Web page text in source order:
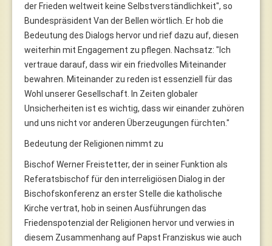
der Frieden weltweit keine Selbstverständlichkeit", so
Bundespräsident Van der Bellen wörtlich. Er hob die
Bedeutung des Dialogs hervor und rief dazu auf, diesen
weiterhin mit Engagement zu pflegen. Nachsatz: "Ich
vertraue darauf, dass wir ein friedvolles Miteinander
bewahren. Miteinander zu reden ist essenziell für das
Wohl unserer Gesellschaft. In Zeiten globaler
Unsicherheiten ist es wichtig, dass wir einander zuhören
und uns nicht vor anderen Überzeugungen fürchten."
Bedeutung der Religionen nimmt zu
Bischof Werner Freistetter, der in seiner Funktion als
Referatsbischof für den interreligiösen Dialog in der
Bischofskonferenz an erster Stelle die katholische
Kirche vertrat, hob in seinen Ausführungen das
Friedenspotenzial der Religionen hervor und verwies in
diesem Zusammenhang auf Papst Franziskus wie auch